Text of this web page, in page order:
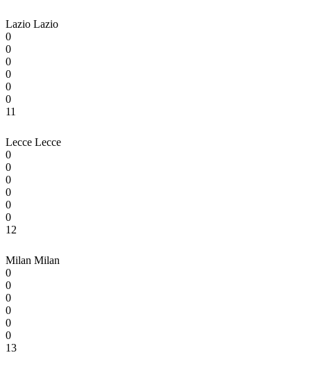
Lazio Lazio
0
0
0
0
0
0
11
Lecce Lecce
0
0
0
0
0
0
12
Milan Milan
0
0
0
0
0
0
13